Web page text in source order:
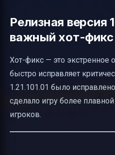
Релизная версия
важный хот-фикс
Хот-фикс — это экстренное
быстро исправляет
1.21.101.01 было
сделало игру более
игроков.